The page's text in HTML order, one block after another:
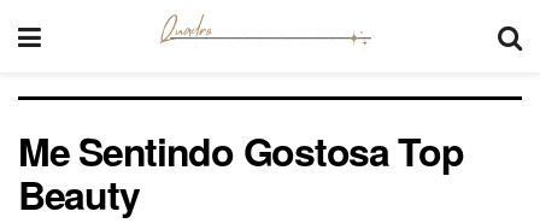
Me Sentindo Gostosa Top
Beauty